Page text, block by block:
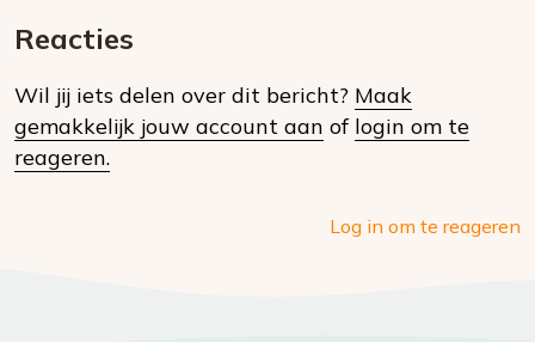
social
Reacties
Wil jij iets delen over dit bericht? Maak
gemakkelijk jouw account aan of login om te
reageren.
Log in om te reageren